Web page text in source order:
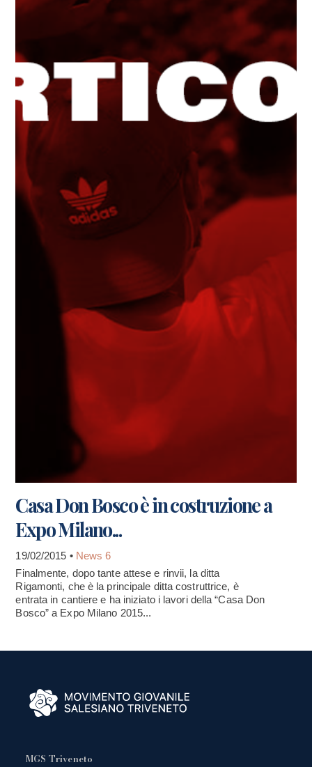
Casa Don Bosco è in costruzione a
Expo Milano...
19/02/2015 • News 6
Finalmente, dopo tante attese e rinvii, la ditta
Rigamonti, che è la principale ditta costruttrice, è
entrata in cantiere e ha iniziato i lavori della “Casa Don
Bosco” a Expo Milano 2015...
MGS Triveneto